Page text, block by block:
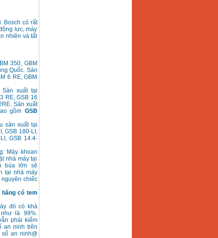
Bosch có rất
lực, máy
nhiên và tất
350, GBM
Quốc. Sản
6 RE, GBM
xuất tại
RE, GSB 16
Sản xuất
gồm GSB
sản xuất tại
GSB 180-LI,
GSB 14.4-
Máy khoan
nhà máy tại
búa lớn sẽ
tại nhà máy
chiếc
hãng có tem
đó có khả
là 99%.
phải kiểm
an ninh trên
số an ninh@